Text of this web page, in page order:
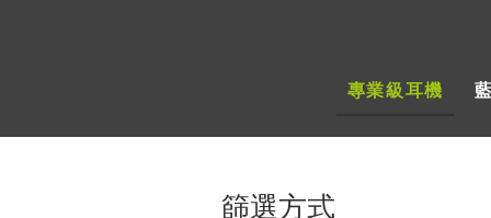
專業級耳機
篩選方式